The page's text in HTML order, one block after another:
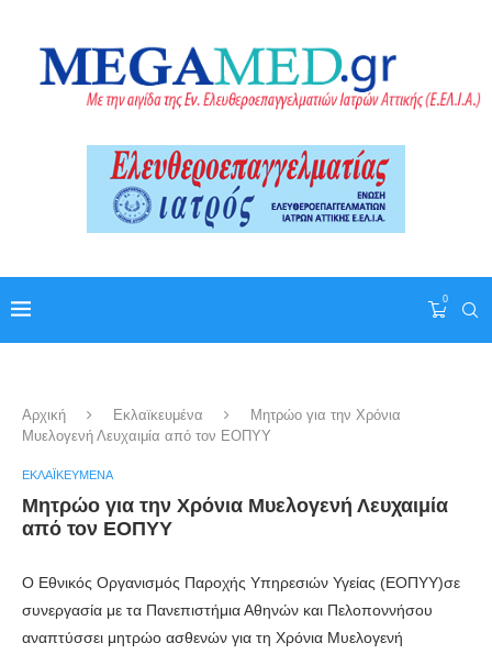
0
Αρχική Εκλαϊκευμένα
Μητρώο για την Χρόνια
Μυελογενή Λευχαιμία από τον ΕΟΠΥΥ
ΕΚΛΑΪΚΕΥΜΈΝΑ
Μητρώο για την Χρόνια Μυελογενή Λευχαιμία
από τον ΕΟΠΥΥ
O Εθνικός Οργανισμός Παροχής Υπηρεσιών Υγείας (ΕΟΠΥΥ)σε
συνεργασία με τα Πανεπιστήμια Αθηνών και Πελοποννήσου
αναπτύσσει μητρώο ασθενών για τη Χρόνια Μυελογενή